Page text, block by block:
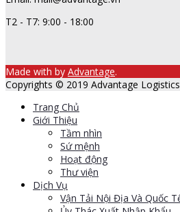
T2 - T7: 9:00 - 18:00
Made with by Advantage.
Copyrights © 2019 Advantage
Trang Chủ
Giới Thiệu
Tầm nhìn
Sứ mệnh
Hoạt động
Thư viện
Dịch Vụ
Vận Tải Nội Địa Và Quốc